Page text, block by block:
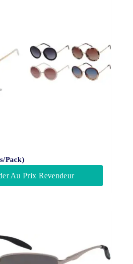
Pack)
Au Prix Revendeur